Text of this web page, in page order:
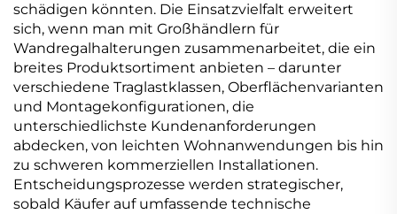
schädigen könnten. Die Einsatzvielfalt erweitert
sich, wenn man mit Großhändlern für
Wandregalhalterungen zusammenarbeitet, die ein
breites Produktsortiment anbieten – darunter
verschiedene Traglastklassen, Oberflächenvarianten
und Montagekonfigurationen, die
unterschiedlichste Kundenanforderungen
abdecken, von leichten Wohnanwendungen bis hin
zu schweren kommerziellen Installationen.
Entscheidungsprozesse werden strategischer,
sobald Käufer auf umfassende technische